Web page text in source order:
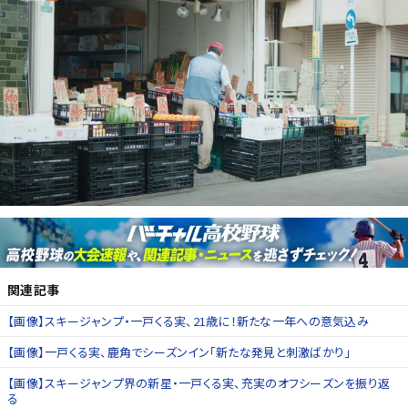
関連記事
【画像】スキージャンプ・一戸くる実、21歳に！新たな一年への意気込み
【画像】一戸くる実、鹿角でシーズンイン「新たな発見と刺激ばかり」
【画像】スキージャンプ界の新星・一戸くる実、充実のオフシーズンを振り返
る